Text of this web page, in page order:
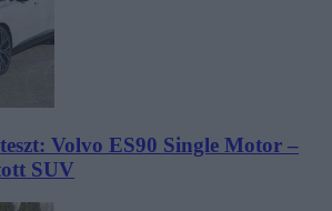
Volvo ES90 Single Motor –
SUV